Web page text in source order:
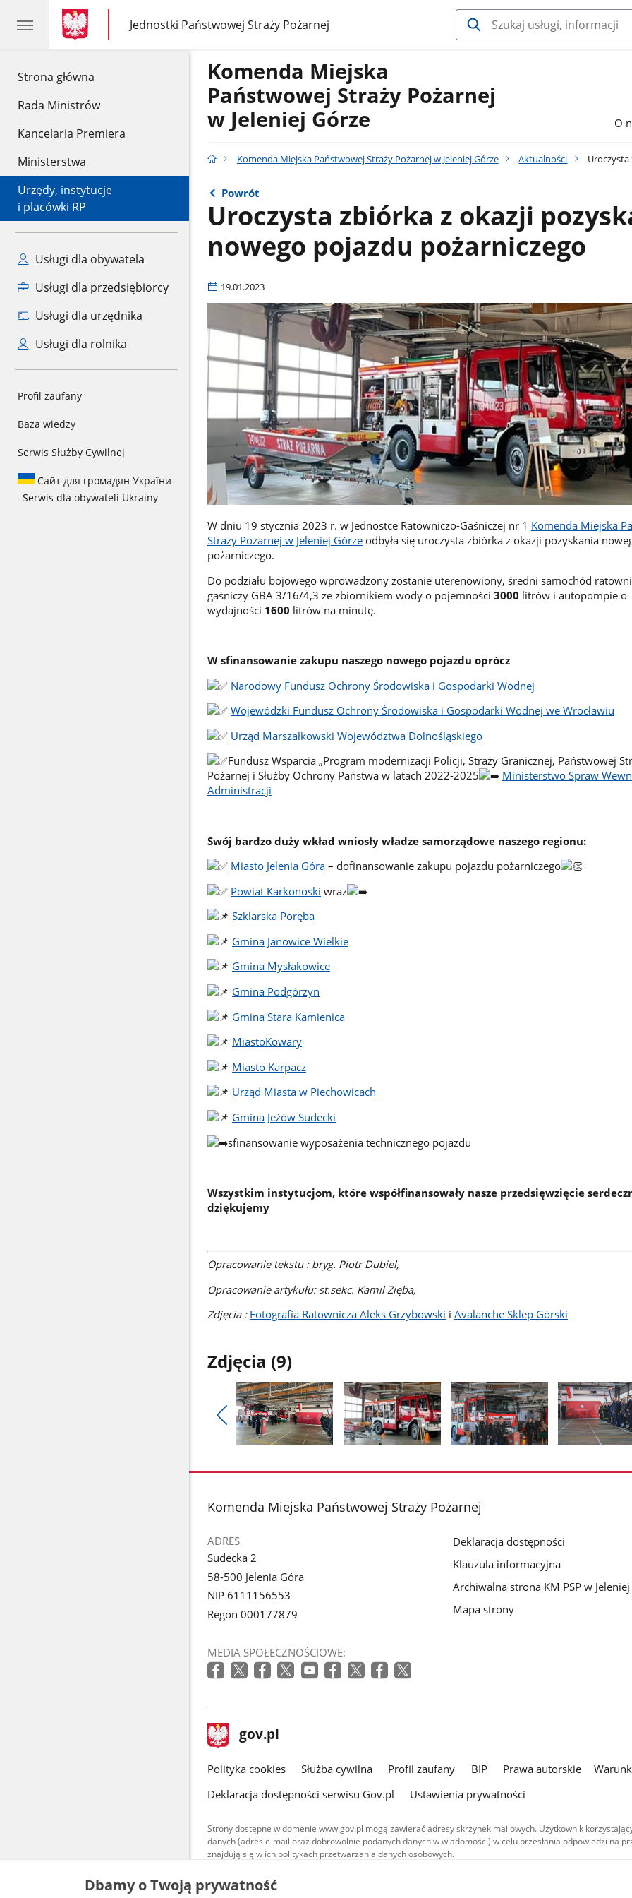
Strona główna
Rada Ministrów
Kancelaria Premiera
Ministerstwa
Urzędy, instytucje
i placówki RP
Usługi dla obywatela
Usługi dla przedsiębiorcy
Usługi dla urzędnika
Usługi dla rolnika
Profil zaufany
Baza wiedzy
Serwis Służby Cywilnej
Сайт для громадян України
–Serwis dla obywateli Ukrainy
gov.pl
gov.pl
Jednostki Państwowej Straży Pożarnej
gov.pl
Jednostki
Państwowej
Komenda Miejska
Państwowej Straży Pożarnej
w Jeleniej Górze
O
Komenda Miejska Państwowej Straży Pożarnej w Jeleniej Górze Aktualności
Powrót
Uroczysta zbiórka z okazji
nowego pojazdu pożarniczego
19.01.2023
W dniu 19 stycznia 2023 r. w Jednostce Ratowniczo-Gaśniczej nr 1 Komenda Miejska
Straży Pożarnej w Jeleniej Górzeodbyła się uroczysta zbiórka z okazji pozyskania
pożarniczego.
Do podziału bojowego wprowadzony zostanie uterenowiony, średni samochód
gaśniczy GBA 3/16/4,3 ze zbiornikiem wody o pojemności 3000 litrów i autopompie o
wydajności 1600 litrów na minutę.
W sfinansowanie zakupu naszego nowego pojazdu oprócz
Narodowy Fundusz Ochrony Środowiska i Gospodarki Wodnej
Wojewódzki Fundusz Ochrony Środowiska i Gospodarki Wodnej we Wrocławiu
Urząd Marszałkowski Województwa Dolnośląskiego
Fundusz Wsparcia „Program modernizacji Policji, Straży Granicznej, Państwowej
Pożarnej i Służby Ochrony Państwa w latach 2022-2025
Ministerstwo Spraw
Administracji
Swój bardzo duży wkład wniosły władze samorządowe naszego regionu:
Miasto Jelenia Góra– dofinansowanie zakupu pojazdu pożarniczego
Powiat Karkonoski wraz
Szklarska Poręba
Gmina Janowice Wielkie
Gmina Mysłakowice
Gmina Podgórzyn
Gmina Stara Kamienica
MiastoKowary
Miasto Karpacz
Urząd Miasta w Piechowicach
Gmina Jeżów Sudecki
sfinansowanie wyposażenia technicznego pojazdu
Wszystkim instytucjom, które współfinansowały nasze przedsięwzięcie
dziękujemy
Opracowanie tekstu : bryg. Piotr Dubiel,
Opracowanie artykułu: st.sekc. Kamil Zięba,
Zdjęcia : Fotografia Ratownicza Aleks Grzybowski i Avalanche Sklep Górski
Zdjęcia (9)
Pokaż
poprzednie
galerii.
galerii.
galerii.
stopka
Komenda Miejska Państwowej Straży Pożarnej
ADRES
Sudecka 2
58-500 Jelenia Góra
NIP 6111156553
Regon 000177879
MEDIA SPOŁECZNOŚCIOWE:
Deklaracja dostępności
Klauzula informacyjna
Archiwalna strona KM PSP w
Mapa strony
stopka
gov.pl Strona
gov.pl
gov.pl
Polityka cookies Służba cywilna Profil zaufany BIP Prawa autorskie
Deklaracja dostępności serwisu Gov.pl
Ustawienia prywatności
Strony dostępne w domenie www.gov.pl mogą zawierać adresy skrzynek mailowych. Użytkownik
danych (adres e-mail oraz dobrowolnie podanych danych w wiadomości) w celu przesłania odpowiedzi na
znajdują się w ich politykach przetwarzania danych osobowych.
Treści tekstowe publikowane w serwisie (z wyłączeniem treści audiowizualnych), są
udostępniane na licencji typu Creative Commons: uznanie autorstwa - na tych samych
Dbamy o Twoją prywatność